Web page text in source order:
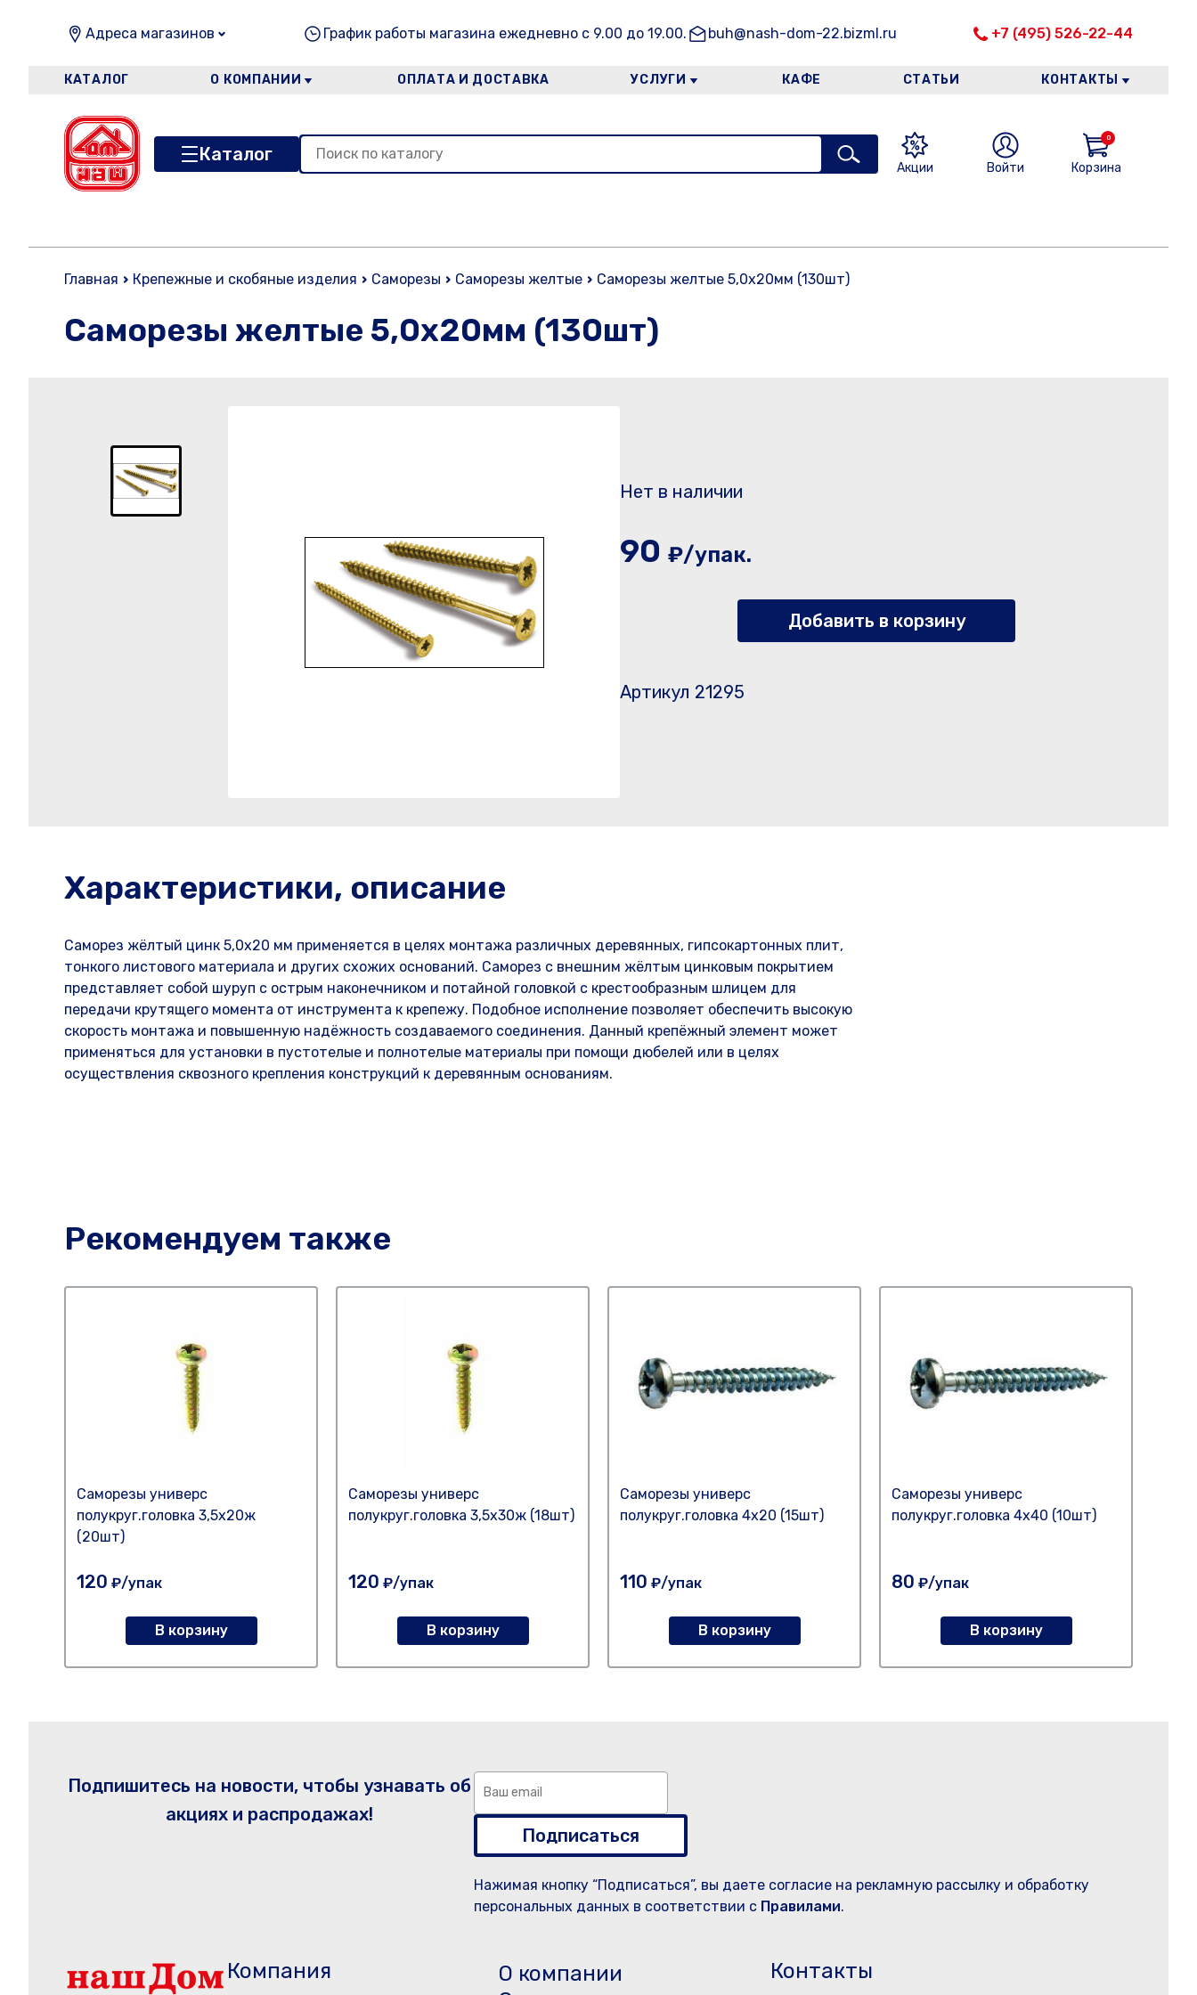
Адреса магазинов График работы магазина ежедневно с 9.00 до 19.00. buh@nash-dom-22.bizml.ru +7 (495) 526-22-44
КАТАЛОГ О КОМПАНИИ ОПЛАТА И ДОСТАВКА УСЛУГИ КАФЕ СТАТЬИ КОНТАКТЫ
Каталог
Акции Войти Корзина
0
Главная Крепежные и скобяные изделия Саморезы Саморезы желтые Саморезы желтые 5,0х20мм (130шт)
Саморезы желтые 5,0х20мм (130шт)
Нет в наличии
90 ₽/упак.
Добавить в корзину
Артикул 21295
Характеристики, описание
Саморез жёлтый цинк 5,0х20 мм применяется в целях монтажа различных деревянных, гипсокартонных плит,
тонкого листового материала и других схожих оснований. Саморез с внешним жёлтым цинковым покрытием
представляет собой шуруп с острым наконечником и потайной головкой с крестообразным шлицем для
передачи крутящего момента от инструмента к крепежу. Подобное исполнение позволяет обеспечить высокую
скорость монтажа и повышенную надёжность создаваемого соединения. Данный крепёжный элемент может
применяться для установки в пустотелые и полнотелые материалы при помощи дюбелей или в целях
осуществления сквозного крепления конструкций к деревянным основаниям.
Рекомендуем также
Саморезы универс
полукруг.головка 3,5х20ж
(20шт)
120 ₽/упак
В корзину
Саморезы универс
полукруг.головка 3,5х30ж (18шт)
120 ₽/упак
В корзину
Саморезы универс
полукруг.головка 4х20 (15шт)
110 ₽/упак
В корзину
Саморезы универс
полукруг.головка 4х40 (10шт)
80 ₽/упак
В корзину
Подпишитесь на новости, чтобы узнавать об
акциях и распродажах!
Подписаться
Нажимая кнопку “Подписаться”, вы даете согласие на рекламную рассылку и обработку
персональных данных в соответствии с Правилами.
Компания
О компании
Контакты